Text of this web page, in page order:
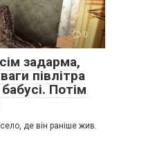
0
задарма,
півлітра
Потім
де він раніше жив.